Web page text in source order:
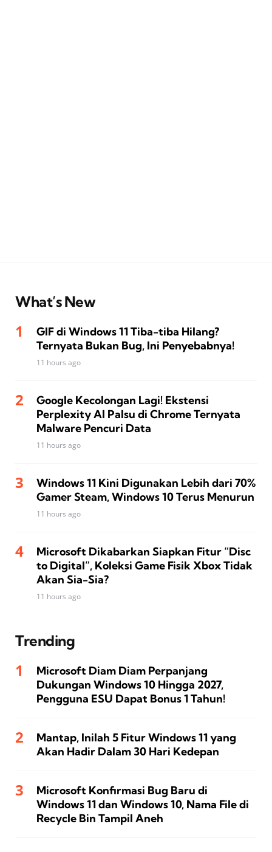
What’s New
GIF di Windows 11 Tiba-tiba Hilang?
Ternyata Bukan Bug, Ini Penyebabnya!
11 hours ago
Google Kecolongan Lagi! Ekstensi
Perplexity AI Palsu di Chrome Ternyata
Malware Pencuri Data
11 hours ago
Windows 11 Kini Digunakan Lebih dari 70%
Gamer Steam, Windows 10 Terus Menurun
11 hours ago
Microsoft Dikabarkan Siapkan Fitur “Disc
to Digital”, Koleksi Game Fisik Xbox Tidak
Akan Sia-Sia?
11 hours ago
Trending
Microsoft Diam Diam Perpanjang
Dukungan Windows 10 Hingga 2027,
Pengguna ESU Dapat Bonus 1 Tahun!
Mantap, Inilah 5 Fitur Windows 11 yang
Akan Hadir Dalam 30 Hari Kedepan
Microsoft Konfirmasi Bug Baru di
Windows 11 dan Windows 10, Nama File di
Recycle Bin Tampil Aneh